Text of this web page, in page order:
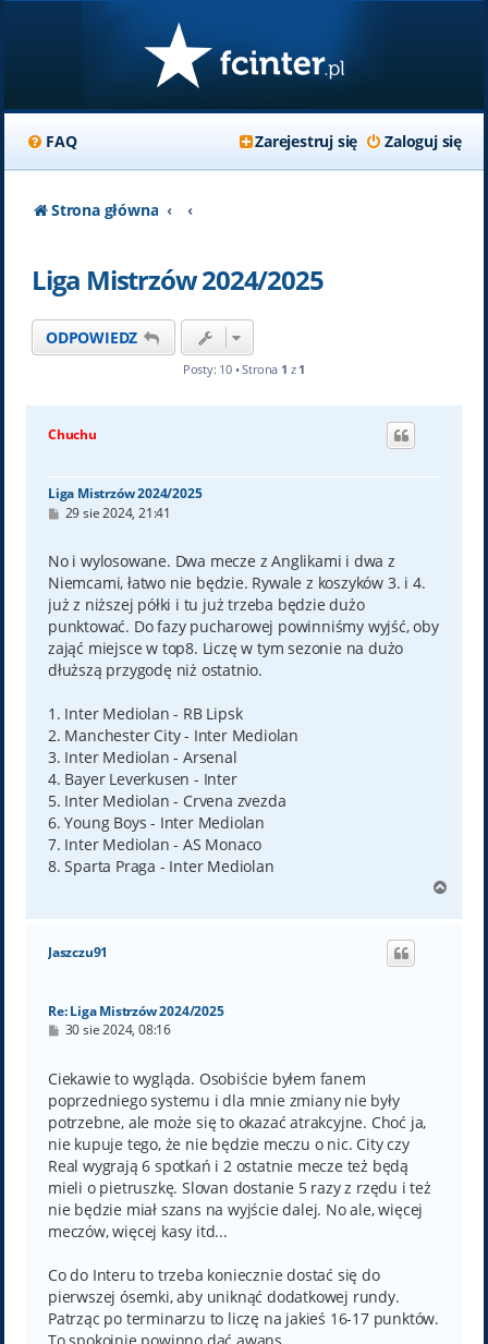
FAQ Zaloguj się
Zarejestruj się
Strona główna
Liga Mistrzów 2024/2025
ODPOWIEDZ
Posty: 10 • Strona 1 z 1
Chuchu
Liga Mistrzów 2024/2025
P
t
29 sie 2024, 21:41
No i wylosowane. Dwa mecze z Anglikami i dwa z
Niemcami, łatwo nie będzie. Rywale z koszyków 3. i 4.
już z niższej półki i tu już trzeba będzie dużo
punktować. Do fazy pucharowej powinniśmy wyjść, oby
zająć miejsce w top8. Liczę w tym sezonie na dużo
dłuższą przygodę niż ostatnio.
1. Inter Mediolan - RB Lipsk
2. Manchester City - Inter Mediolan
3. Inter Mediolan - Arsenal
4. Bayer Leverkusen - Inter
5. Inter Mediolan - Crvena zvezda
6. Young Boys - Inter Mediolan
7. Inter Mediolan - AS Monaco
8. Sparta Praga - Inter Mediolan
g
Jaszczu91
Re: Liga Mistrzów 2024/2025
P
t
30 sie 2024, 08:16
Ciekawie to wygląda. Osobiście byłem fanem
poprzedniego systemu i dla mnie zmiany nie były
potrzebne, ale może się to okazać atrakcyjne. Choć ja,
nie kupuje tego, że nie będzie meczu o nic. City czy
Real wygrają 6 spotkań i 2 ostatnie mecze też będą
mieli o pietruszkę. Slovan dostanie 5 razy z rzędu i też
nie będzie miał szans na wyjście dalej. No ale, więcej
meczów, więcej kasy itd...
Co do Interu to trzeba koniecznie dostać się do
pierwszej ósemki, aby uniknąć dodatkowej rundy.
Patrząc po terminarzu to liczę na jakieś 16-17 punktów.
To spokojnie powinno dać awans.